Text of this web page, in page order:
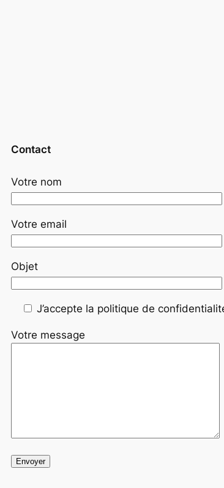
Contact
Votre nom
Votre email
Objet
J’accepte la politique de
Votre message